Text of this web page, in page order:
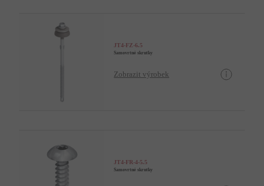
JT4-FZ-6.5
Samovrtné skrutky
Zobrazit výrobek
JT4-FR-4-5.5
Samovrtné skrutky